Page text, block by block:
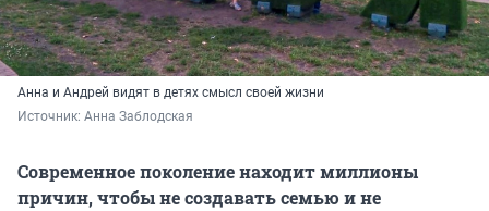
Анна и Андрей видят в детях смысл своей жизни
Источник: Анна Заблодская
Современное поколение находит миллионы
причин, чтобы не создавать семью и не